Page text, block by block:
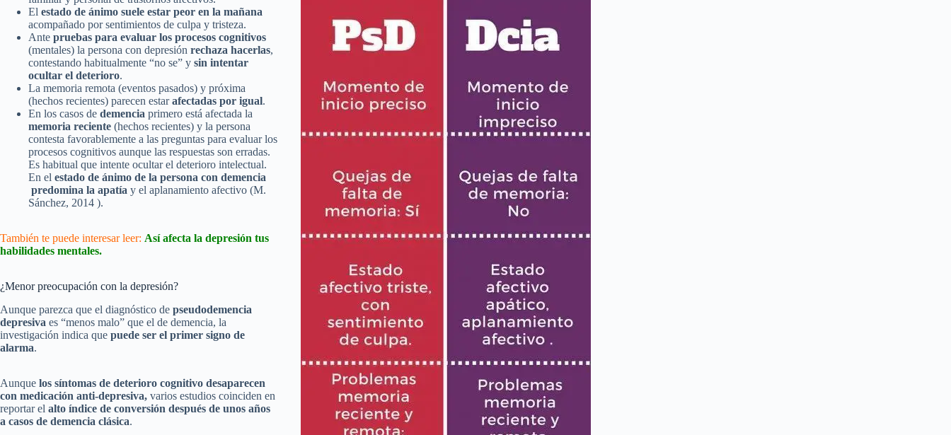
El estado de ánimo suele estar peor en la mañana
acompañado por sentimientos de culpa y tristeza.
Ante pruebas para evaluar los procesos cognitivos
(mentales) la persona con depresión rechaza hacerlas,
contestando habitualmente “no se” y sin intentar
ocultar el deterioro.
La memoria remota (eventos pasados) y próxima
(hechos recientes) parecen estarafectadas por igual.
En los casos de demencia primero está afectada la
memoria reciente (hechos recientes) y la persona
contesta favorablemente a las preguntas para evaluar los
procesos cognitivos aunque las respuestas son erradas.
Es habitual que intente ocultar el deterioro intelectual.
En el estado de ánimo de la persona con demencia
predomina la apatía y el aplanamiento afectivo (M.
Sánchez, 2014 ).
También te puede interesar leer: Así afecta la depresión tus
habilidades mentales.
¿Menor preocupación con la depresión?
Aunque parezca que el diagnóstico de pseudodemencia
depresiva es “menos malo” que el de demencia, la
investigación indica que puede ser el primer signo de
alarma.
Aunque los síntomas de deterioro cognitivo desaparecen
con medicación anti-depresiva, varios estudios coinciden en
reportar el alto índice de conversión después de unos años
a casos de demencia clásica.